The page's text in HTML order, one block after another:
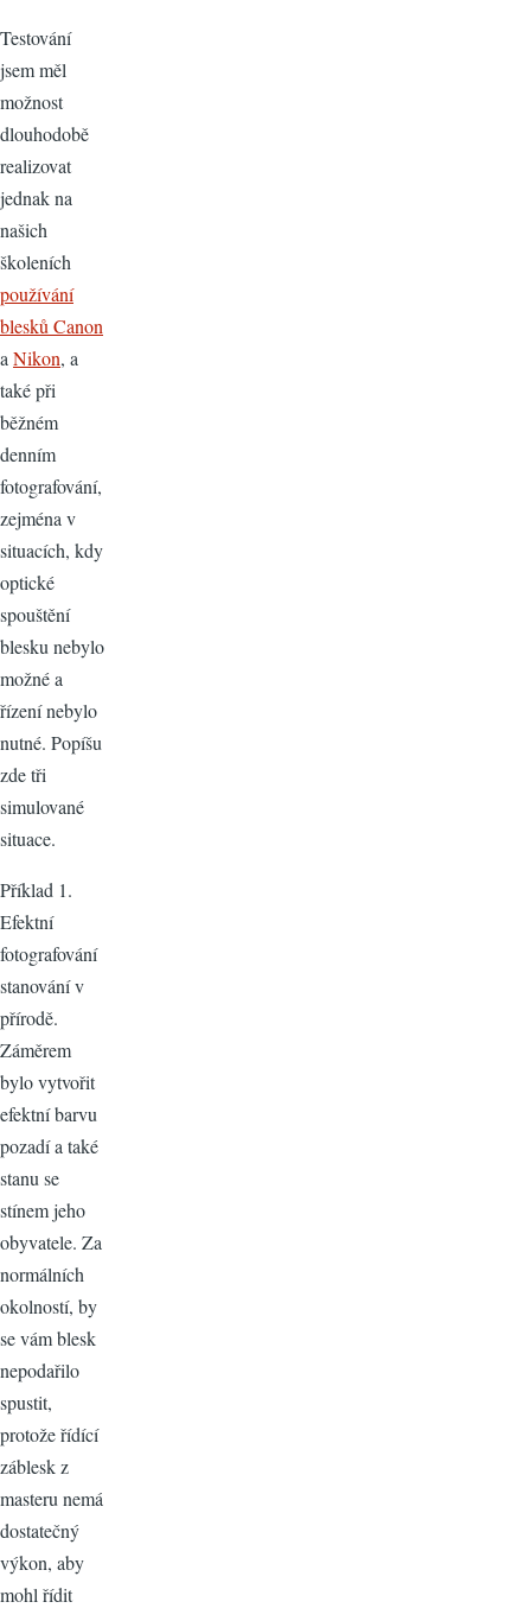
Testování
jsem měl
možnost
dlouhodobě
realizovat
jednak na
našich
školeních
používání
blesků Canon
a Nikon, a
také při
běžném
denním
fotografování,
zejména v
situacích, kdy
optické
spouštění
blesku nebylo
možné a
řízení nebylo
nutné. Popíšu
zde tři
simulované
situace.
Příklad 1.
Efektní
fotografování
stanování v
přírodě.
Záměrem
bylo vytvořit
efektní barvu
pozadí a také
stanu se
stínem jeho
obyvatele. Za
normálních
okolností, by
se vám blesk
nepodařilo
spustit,
protože řídící
záblesk z
masteru nemá
dostatečný
výkon, aby
mohl řídit